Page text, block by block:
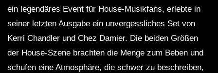
ein legendäres Event für House-Musikfans, erlebte in
seiner letzten Ausgabe ein unvergessliches Set von
Kerri Chandler und Chez Damier. Die beiden Größen
der House-Szene brachten die Menge zum Beben und
schufen eine Atmosphäre, die schwer zu beschreiben,